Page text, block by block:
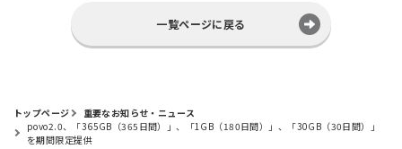
一覧ページに戻る
トップページ
重要なお知らせ・ニュース
povo2.0、「365GB（365日間）」、「1GB（180日間）」、「30GB（30日間）」
を期間限定提供